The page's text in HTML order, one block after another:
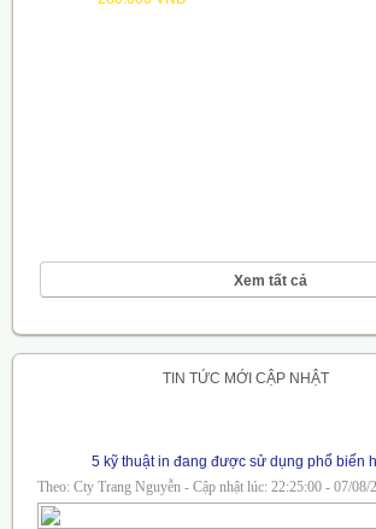
Xem tất cả
TIN TỨC MỚI CẬP NHẬT
5 kỹ thuật in đang được sử dụng phổ biến
Theo: Cty Trang Nguyễn - Cập nhật lúc: 22:25:00 - 07/08/